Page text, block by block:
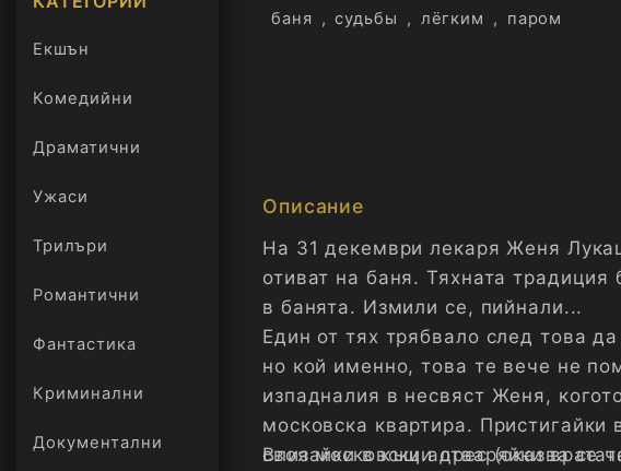
Екшън
Комедийни
Драматични
Ужаси
Трилъри
онлайн
Романтични
Фантастика
Криминални
Документални
баня
, судьбы , лёгким , паром
Описание
На 31 декември лекаря Женя
отиват на баня. Тяхната
в банята. Измили се, пийнали...
Един от тях трябвало след това
но кой именно, това те вече не
изпадналия в несвяст Женя,
московска квартира.
своя московски адрес (оказва се
Влизайки в къщи отваряйки